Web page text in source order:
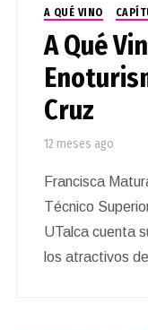
A QUÉ VINO
A Qué
Cruz
12 meses ago
Francisca
Técnico
UTalca cuenta
los atractivos